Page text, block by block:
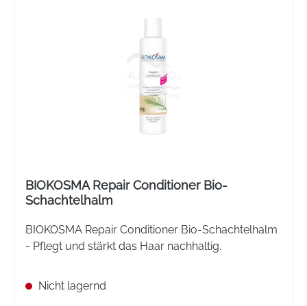
BIOKOSMA Repair Conditioner Bio-
Schachtelhalm
BIOKOSMA Repair Conditioner Bio-Schachtelhalm
- Pflegt und stärkt das Haar nachhaltig.
Nicht lagernd